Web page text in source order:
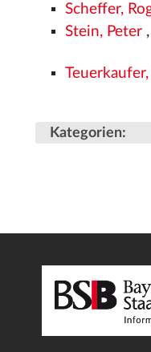
Scheffer,
Stein, Peter
Kategorien: